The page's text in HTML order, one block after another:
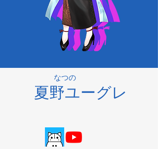
なつの
夏野ユーグレ